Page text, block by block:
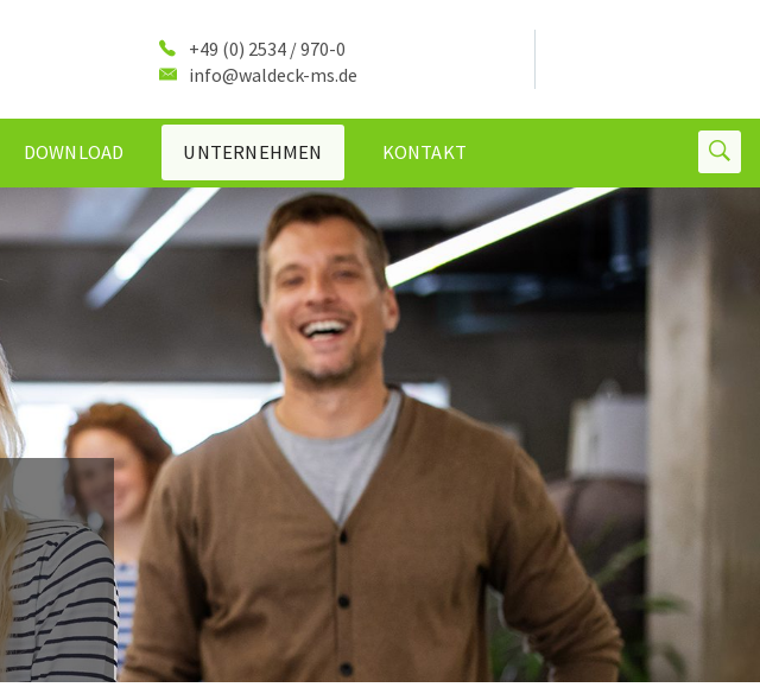
+49 (0) 2534 / 970-0
info@waldeck-ms.de
DOWNLOAD UNTERNEHMEN KONTAKT